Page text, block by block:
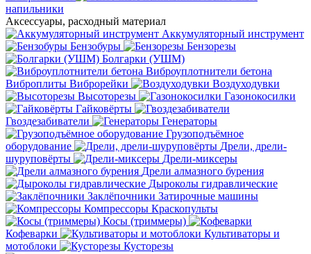
напильники
Аксессуары, расходный материал
Аккумуляторный инструмент
Бензобуры
Бензорезы
Болгарки (УШМ)
Виброуплотнители бетона
Виброплиты Виброрейки
Воздуходувки
Высоторезы
Газонокосилки
Гайковёрты
Гвоздезабиватели
Генераторы
Грузоподъёмное
оборудование
Дрели, дрели-
шуруповёрты
Дрели-миксеры
Дрели алмазного бурения
Дыроколы гидравлические
Заклёпочники Затирочные машины
Компрессоры Краскопульты
Косы (триммеры)
Кофеварки
Культиваторы и
мотоблоки
Кусторезы